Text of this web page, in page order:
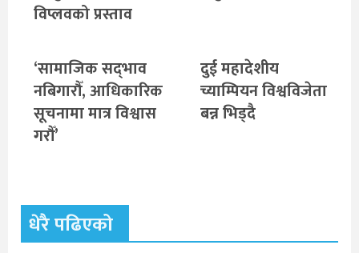
विप्लवको प्रस्ताव
‘सामाजिक सद्‌भाव
नबिगारौँ, आधिकारिक
सूचनामा मात्र विश्वास
गरौँ’
दुई महादेशीय
च्याम्पियन विश्वविजेता
बन्न भिड्दै
धेरै पढिएको